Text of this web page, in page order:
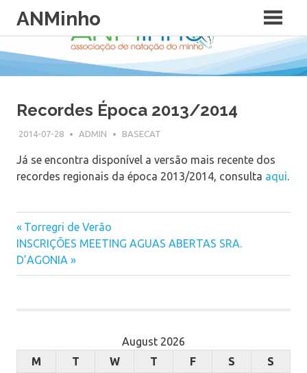
content
ANMinho
Recordes Época 2013/2014
2014-07-28 ADMIN BASECAT
Já se encontra disponível a versão mais recente dos
recordes regionais da época 2013/2014, consulta aqui.
Post
navigation
Previous
Post:
Torregri de Verão
Next
Post:
INSCRIÇÕES MEETING AGUAS ABERTAS SRA.
D’AGONIA
August 2026
M
T W T F S S